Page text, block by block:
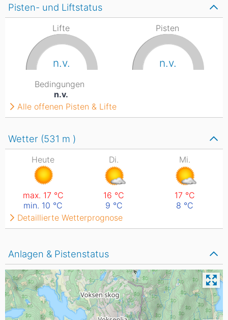
Pisten- und Liftstatus
Lifte
n.v.
Pisten
n.v.
Bedingungen
n.v.
Alle offenen Pisten & Lifte
Wetter (531 m )
Heute
max. 17 °C
min. 10 °C
Di.
16 °C
9 °C
Mi.
17 °C
8 °C
Detaillierte Wetterprognose
Anlagen & Pistenstatus